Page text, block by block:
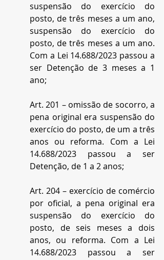
suspensão do exercício do
posto, de três meses a um ano,
suspensão do exercício do
posto, de três meses a um ano.
Com a Lei 14.688/2023 passou a
ser Detenção de 3 meses a 1
ano;
Art. 201 – omissão de socorro, a
pena original era suspensão do
exercício do posto, de um a três
anos ou reforma. Com a Lei
14.688/2023 passou a ser
Detenção, de 1 a 2 anos;
Art. 204 – exercício de comércio
por oficial, a pena original era
suspensão do exercício do
posto, de seis meses a dois
anos, ou reforma. Com a Lei
14.688/2023 passou a ser